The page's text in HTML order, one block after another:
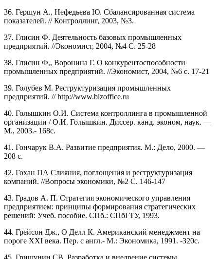
36. Гершун А., Нефедьева Ю. Сбалансированная система
показателей. // Контроллинг, 2003, №3.
37. Глисин Ф. Деятельность базовых промышленных
предприятий. //Экономист, 2004, №4 С. 25-28
38. Глисин Ф,, Воронина Г. О конкурентоспособности
промышленных предприятий. //Экономист, 2004, №6 с. 17-21
39. Голубев М. Реструктуризация промышленных
предприятий. // http://www.bizoffice.ru
40. Голышкин О.И. Система контроллинга в промышленной
организации / О.И. Голышкин. Диссер. канд. эконом, наук. —
М., 2003.- 168с.
41. Гончарук В.А. Развитие предприятия. М.: Дело, 2000. —
208 с.
42. Гохан ПА Слияния, поглощения и реструктуризация
компаний. //Вопросы экономики, №2 С. 146-147
43. Градов А. П. Стратегия экономического управления
предприятием: принципы формирования стратегических
решений: Учеб. пособие. СПб.: СПбГТУ, 1993.
44. Грейсон Дж., О Делл К. Американский менеджмент на
пороге XXI века. Пер. с англ.- М.: Экономика, 1991. -320с.
45. Гришунин СВ. Разработка и внедрение системы